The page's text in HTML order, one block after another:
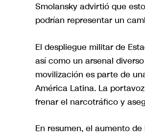
Smolansky advirtió que
podrían representar un
El despliegue militar de
así como un arsenal
movilización es parte de
América Latina. La
frenar el narcotráfico y
En resumen, el aumento